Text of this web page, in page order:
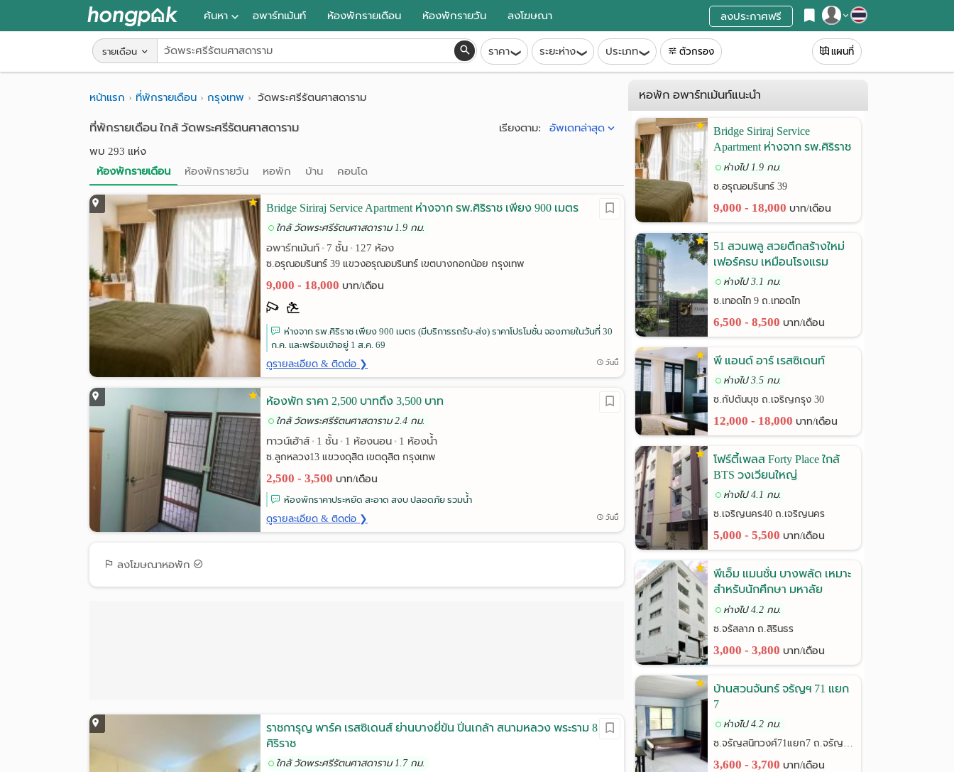
สมัครสมาชิก
เข้าสู่ระบบ
ค้นหา
หอพัก ใกล้ฉัน
ค้นจากสถานีรถไฟฟ้า
ค้นตามจังหวัด
ค้นจากสถานศึกษา
อพาร์ทเม้นท์ ห้องพักรายเดือน ห้องพักรายวัน ลงโฆษณา ลงประกาศฟรี
รายเดือน ราคา ระยะห่าง ประเภท ตัวกรอง แผนที่
หน้าแรก ที่พักรายเดือน กรุงเทพ วัดพระศรีรัตนศาสดาราม
ที่พักรายเดือน ใกล้ วัดพระศรีรัตนศาสดาราม
พบ 293 แห่ง
เรียงตาม: อัพเดทล่าสุด
ห้องพักรายเดือน ห้องพักรายวัน หอพัก บ้าน คอนโด
Bridge Siriraj Service Apartment ห่างจาก รพ.ศิริราช เพียง 900 เมตร
ใกล้ วัดพระศรีรัตนศาสดาราม 1.9 กม.
อพาร์ทเม้นท์ • 7 ชั้น • 127 ห้อง
ซ.อรุณอมรินทร์ 39 แขวงอรุณอมรินทร์ เขตบางกอกน้อย กรุงเทพ
9,000 - 18,000 บาท/เดือน
ห่างจาก รพ.ศิริราช เพียง 900 เมตร (มีบริการรถรับ-ส่ง) ราคาโปรโมชั่น จองภายในวันที่ 30
ก.ค. และพร้อมเข้าอยู่ 1 ส.ค. 69
ดูรายละเอียด & ติดต่อ ❯ วันนี้
ห้องพัก ราคา 2,500 บาทถึง 3,500 บาท
ใกล้ วัดพระศรีรัตนศาสดาราม 2.4 กม.
ทาวน์เฮ้าส์ • 1 ชั้น • 1 ห้องนอน • 1 ห้องน้ำ
ซ.ลูกหลวง13 แขวงดุสิต เขตดุสิต กรุงเทพ
2,500 - 3,500 บาท/เดือน
ห้องพักราคาประหยัด สะอาด สงบ ปลอดภัย รวมน้ำ
ดูรายละเอียด & ติดต่อ ❯ วันนี้
ลงโฆษณาหอพัก
ราชการุญ พาร์ค เรสซิเดนส์ ย่านบางยี่ขัน ปิ่นเกล้า สนามหลวง พระราม 8
ศิริราช
ใกล้ วัดพระศรีรัตนศาสดาราม 1.7 กม.
หอพัก อพาร์ทเม้นท์แนะนำ
Bridge Siriraj Service
Apartment ห่างจาก รพ.ศิริราช
เพียง 900 เมตร
ห่างไป 1.9 กม.
ซ.อรุณอมรินทร์ 39
9,000 - 18,000 บาท/เดือน
51 สวนพลู สวยตึกสร้างใหม่
เฟอร์ครบ เหมือนโรงแรม
ห่างไป 3.1 กม.
ซ.เทอดไท 9 ถ.เทอดไท
6,500 - 8,500 บาท/เดือน
พี แอนด์ อาร์ เรสซิเดนท์
ห่างไป 3.5 กม.
ซ.กัปตันบุช ถ.เจริญกรุง 30
12,000 - 18,000 บาท/เดือน
โฟร์ตี้เพลส Forty Place ใกล้
BTS วงเวียนใหญ่
ห่างไป 4.1 กม.
ซ.เจริญนคร40 ถ.เจริญนคร
5,000 - 5,500 บาท/เดือน
พีเอ็ม แมนชั่น บางพลัด เหมาะ
สำหรับนักศึกษา มหาลัย
ราชภัฎฯ
ห่างไป 4.2 กม.
ซ.จรัสลาภ ถ.สิรินธร
3,000 - 3,800 บาท/เดือน
บ้านสวนจันทร์ จรัญฯ 71 แยก
7
ห่างไป 4.2 กม.
ซ.จรัญสนิทวงศ์71แยก7 ถ.จรัญสนิทวงศ์
3,600 - 3,700 บาท/เดือน